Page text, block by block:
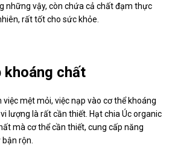
những vậy, còn chứa cả chất đạm thực
rất tốt cho sức khỏe.
khoáng chất
mệt mỏi, việc nạp vào cơ thể khoáng
lượng là rất cần thiết. Hạt chia Úc organic
mà cơ thể cần thiết, cung cấp năng
bận rộn.